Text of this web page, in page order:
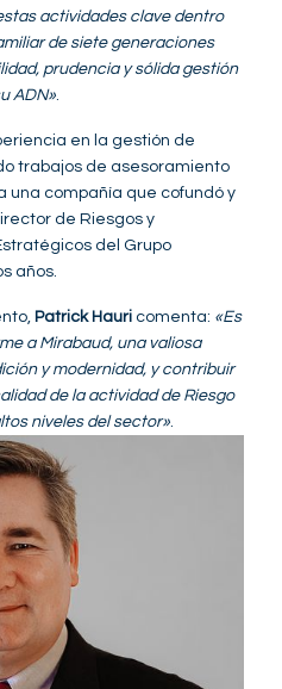
actividades clave dentro
de siete generaciones
prudencia y sólida gestión
ADN»
en la gestión de
trabajos de asesoramiento
una compañía que cofundó y
de Riesgos y
del Grupo
años.
Patrick Hauri comenta: «Es
a Mirabaud, una valiosa
y modernidad, y contribuir
de la actividad de Riesgo
niveles del sector»